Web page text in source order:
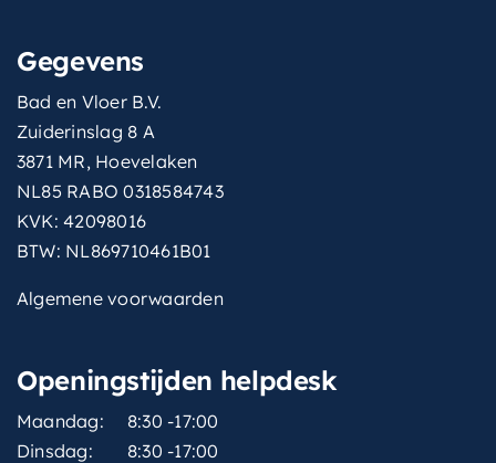
Gegevens
Bad en Vloer B.V.
Zuiderinslag 8 A
3871 MR, Hoevelaken
NL85 RABO 0318584743
KVK: 42098016
BTW: NL869710461B01
Algemene voorwaarden
Openingstijden helpdesk
Maandag:
8:30 -17:00
Dinsdag:
8:30 -17:00